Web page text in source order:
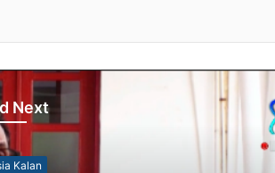
Next
Kalan